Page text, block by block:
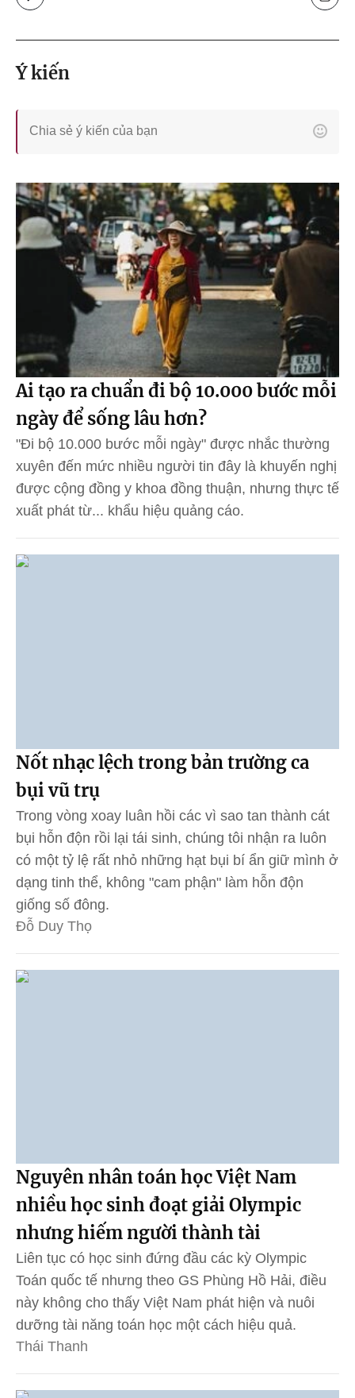
Ý kiến
Ai tạo ra chuẩn đi bộ 10.000 bước mỗi
ngày để sống lâu hơn?
"Đi bộ 10.000 bước mỗi ngày" được nhắc thường
xuyên đến mức nhiều người tin đây là khuyến nghị
được cộng đồng y khoa đồng thuận, nhưng thực tế
xuất phát từ... khẩu hiệu quảng cáo.
Nốt nhạc lệch trong bản trường ca
bụi vũ trụ
Trong vòng xoay luân hồi các vì sao tan thành cát
bụi hỗn độn rồi lại tái sinh, chúng tôi nhận ra luôn
có một tỷ lệ rất nhỏ những hạt bụi bí ẩn giữ mình ở
dạng tinh thể, không "cam phận" làm hỗn độn
giống số đông.
Đỗ Duy Thọ
Nguyên nhân toán học Việt Nam
nhiều học sinh đoạt giải Olympic
nhưng hiếm người thành tài
Liên tục có học sinh đứng đầu các kỳ Olympic
Toán quốc tế nhưng theo GS Phùng Hồ Hải, điều
này không cho thấy Việt Nam phát hiện và nuôi
dưỡng tài năng toán học một cách hiệu quả.
Thái Thanh